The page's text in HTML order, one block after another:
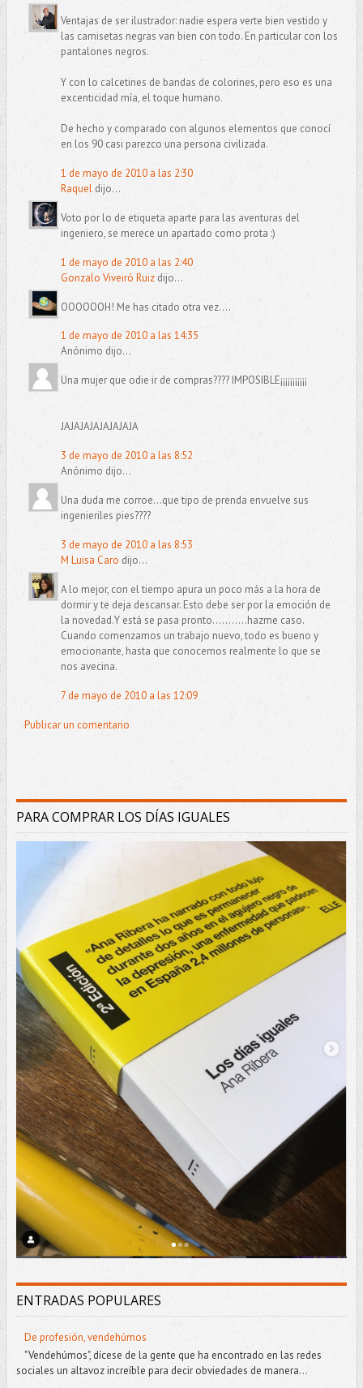
Ventajas de ser ilustrador: nadie espera verte bien vestido y
las camisetas negras van bien con todo. En particular con los
pantalones negros.
Y con lo calcetines de bandas de colorines, pero eso es una
excenticidad mía, el toque humano.
De hecho y comparado con algunos elementos que conocí
en los 90 casi parezco una persona civilizada.
1 de mayo de 2010 a las 2:30
Raqueldijo...
Voto por lo de etiqueta aparte para las aventuras del
ingeniero, se merece un apartado como prota :)
1 de mayo de 2010 a las 2:40
Gonzalo Viveiró Ruizdijo...
OOOOOOH! Me has citado otra vez....
1 de mayo de 2010 a las 14:35
Anónimo dijo...
Una mujer que odie ir de compras???? IMPOSIBLE¡¡¡¡¡¡¡¡¡¡¡
JAJAJAJAJAJAJAJA
3 de mayo de 2010 a las 8:52
Anónimo dijo...
Una duda me corroe...que tipo de prenda envuelve sus
ingenieriles pies????
3 de mayo de 2010 a las 8:53
M Luisa Caro dijo...
A lo mejor, con el tiempo apura un poco más a la hora de
dormir y te deja descansar. Esto debe ser por la emoción de
la novedad.Y está se pasa pronto...........hazme caso.
Cuando comenzamos un trabajo nuevo, todo es bueno y
emocionante, hasta que conocemos realmente lo que se
nos avecina.
7 de mayo de 2010 a las 12:09
Publicar un comentario
PARA COMPRAR LOS DÍAS IGUALES
ENTRADAS POPULARES
De profesión, vendehúmos
"Vendehúmos", dícese de la gente que ha encontrado en las redes
sociales un altavoz increíble para decir obviedades de manera...